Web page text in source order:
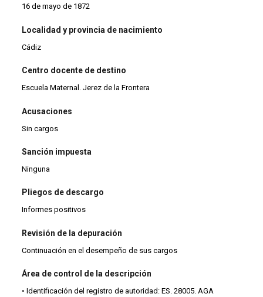
16 de mayo de 1872
Localidad y provincia de nacimiento
Cádiz
Centro docente de destino
Escuela Maternal. Jerez de la Frontera
Acusaciones
Sin cargos
Sanción impuesta
Ninguna
Pliegos de descargo
Informes positivos
Revisión de la depuración
Continuación en el desempeño de sus cargos
Área de control de la descripción
◦ Identificación del registro de autoridad: ES. 28005. AGA